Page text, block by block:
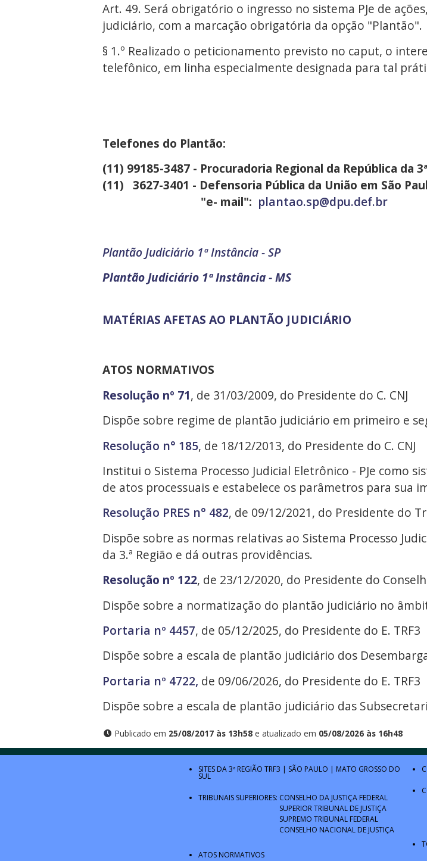
Art. 49. Será obrigatório o ingresso no sistema PJe de
judiciário, com a marcação obrigatória da opção "Plantão".
§ 1.º Realizado o peticionamento previsto no caput, o
telefônico, em linha especialmente designada para tal
Telefones do Plantão:
(11) 99185-3487 - Procuradoria Regional da República da
(11) 3627-3401 - Defensoria Pública da União em São
"e- mail": plantao.sp@dpu.def.br
Plantão Judiciário 1ª Instância - SP
Plantão Judiciário 1ª Instância - MS
MATÉRIAS AFETAS AO PLANTÃO JUDICIÁRIO
ATOS NORMATIVOS
Resolução nº 71, de 31/03/2009, do Presidente do C. CNJ
Dispõe sobre regime de plantão judiciário em primeiro e
Resolução n° 185, de 18/12/2013, do Presidente do C. CNJ
Institui o Sistema Processo Judicial Eletrônico - PJe como
de atos processuais e estabelece os parâmetros para sua
Resolução PRES n° 482, de 09/12/2021, do Presidente do
Dispõe sobre as normas relativas ao Sistema Processo
da 3.ª Região e dá outras providências.
Resolução nº 122, de 23/12/2020, do Presidente do
Dispõe sobre a normatização do plantão judiciário no
Portaria nº 4457, de 05/12/2025, do Presidente do E. TRF3
Dispõe sobre a escala de plantão judiciário dos
Portaria nº 4722, de 09/06/2026, do Presidente do E. TRF3
Dispõe sobre a escala de plantão judiciário das
Publicado em 25/08/2017 às 13h58 e atualizado em 05/08/2026 às 16h48
SITES DA 3ª REGIÃO TRF3 | SÃO PAULO | MATO GROSSO DO
SUL
TRIBUNAIS SUPERIORES: CONSELHO DA JUSTIÇA FEDERAL
SUPERIOR TRIBUNAL DE JUSTIÇA
SUPREMO TRIBUNAL FEDERAL
CONSELHO NACIONAL DE JUSTIÇA
ATOS NORMATIVOS